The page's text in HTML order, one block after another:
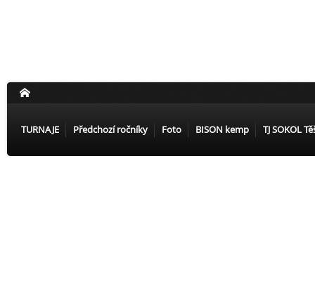
TURNAJE Předchozí ročníky Foto BISON kemp TJ SOKOL